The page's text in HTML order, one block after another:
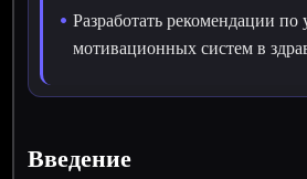
Разработать рекомендации
мотивационных систем в
Введение